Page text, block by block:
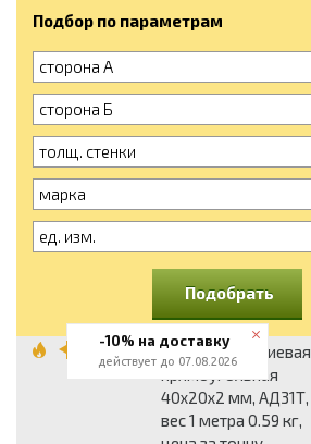
Подбор по параметрам
сторона А
сторона Б
толщ. стенки
марка
ед. изм.
Подобрать
Труба алюминиевая
прямоугольная
40x20x2 мм, АД31Т,
вес 1 метра 0.59 кг,
-10% на доставку
действует до 07.08.2026